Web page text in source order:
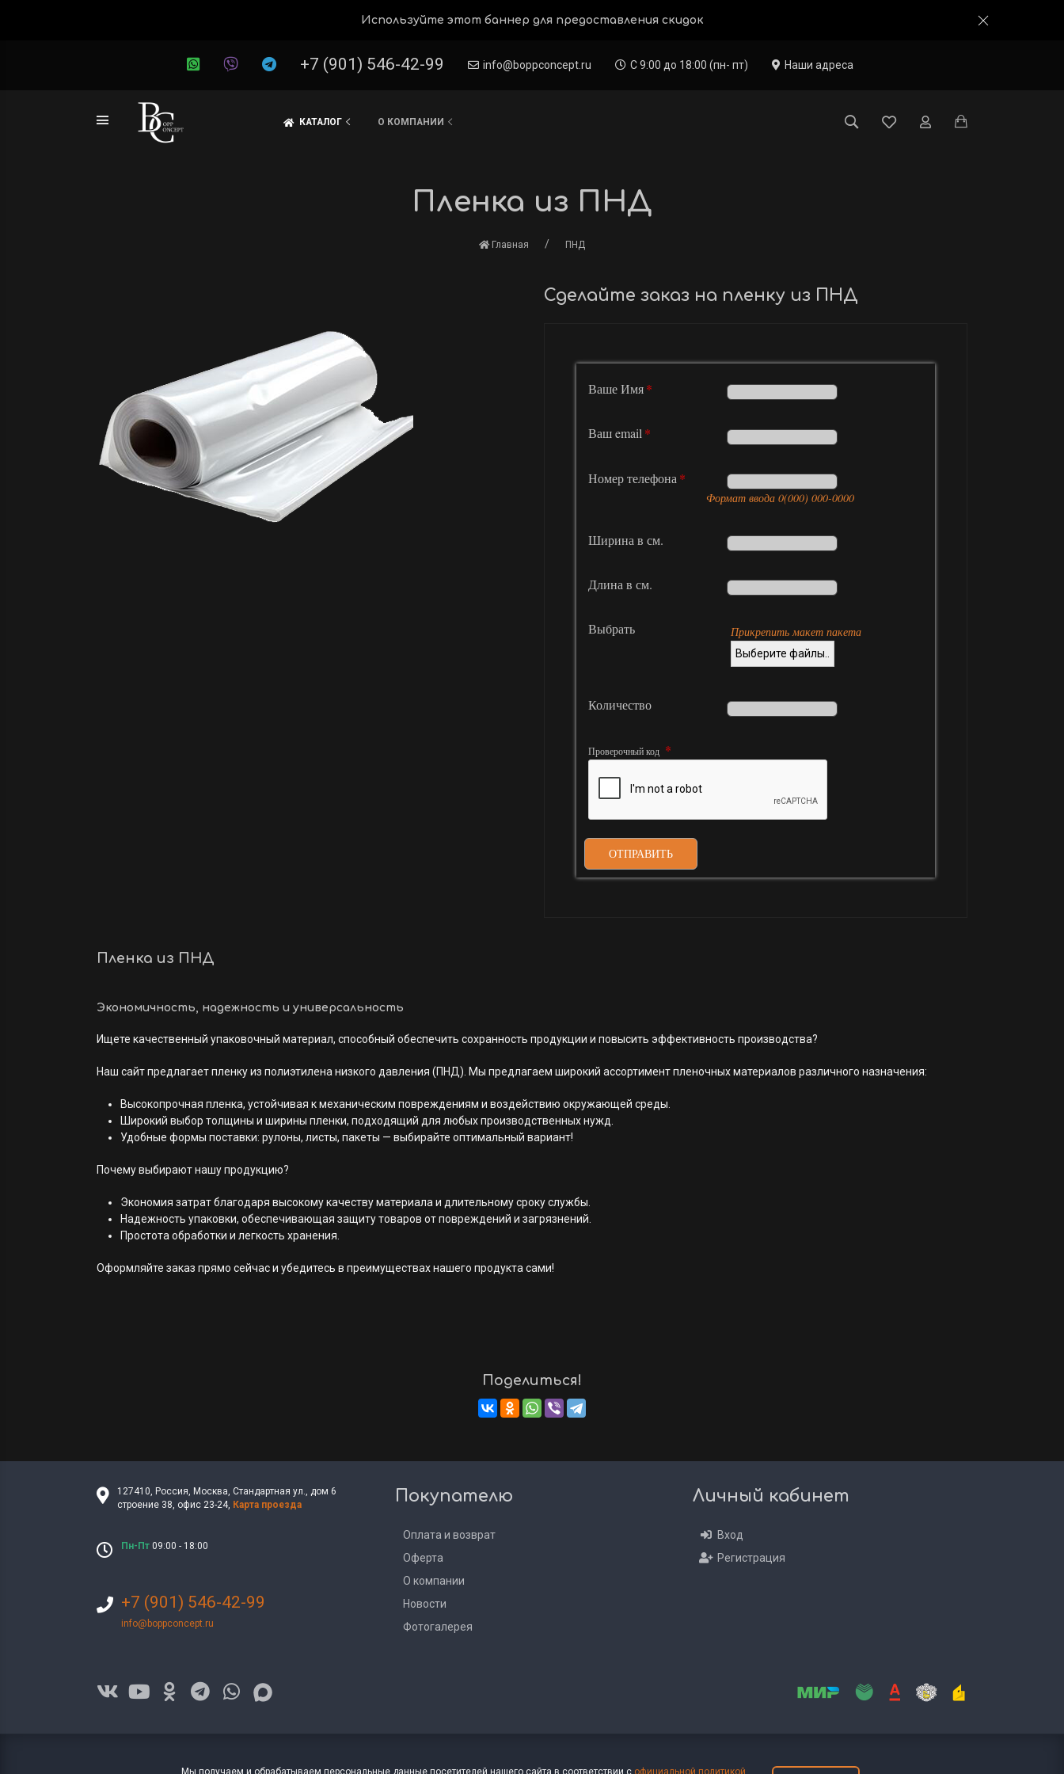
Используйте этот баннер для предоставления скидок
+7 (901) 546-42-99 info@boppconcept.ru С 9:00 до 18:00 (пн- пт) Наши адреса
КАТАЛОГ О КОМПАНИИ
Пленка из ПНД
Главная ПНД
Сделайте заказ на пленку из ПНД
Ваше Имя
Ваш email
Номер телефона
Формат ввода 0(000) 000-0000
Ширина в см.
Длина в см.
Выбрать Прикрепить макет пакета
Выберите файлы..
Количество
Проверочный код
ОТПРАВИТЬ
Пленка из ПНД
Экономичность, надежность и универсальность
Ищете качественный упаковочный материал, способный обеспечить сохранность продукции и повысить эффективность производства?
Наш сайт предлагает пленку из полиэтилена низкого давления (ПНД). Мы предлагаем широкий ассортимент пленочных материалов различного назначения:
Высокопрочная пленка, устойчивая к механическим повреждениям и воздействию окружающей среды.
Широкий выбор толщины и ширины пленки, подходящий для любых производственных нужд.
Удобные формы поставки: рулоны, листы, пакеты — выбирайте оптимальный вариант!
Почему выбирают нашу продукцию?
Экономия затрат благодаря высокому качеству материала и длительному сроку службы.
Надежность упаковки, обеспечивающая защиту товаров от повреждений и загрязнений.
Простота обработки и легкость хранения.
Оформляйте заказ прямо сейчас и убедитесь в преимуществах нашего продукта сами!
Поделиться!
127410, Россия, Москва,Стандартная ул., дом 6
строение 38, офис 23-24, Карта проезда
Пн-Пт09:00 - 18:00
+7 (901) 546-42-99
info@boppconcept.ru
Покупателю
Оплата и возврат
Оферта
О компании
Новости
Фотогалерея
Личный кабинет
Вход
Регистрация
Мы получаем и обрабатываем персональные данные посетителей нашего сайта в соответствии с официальной политикой